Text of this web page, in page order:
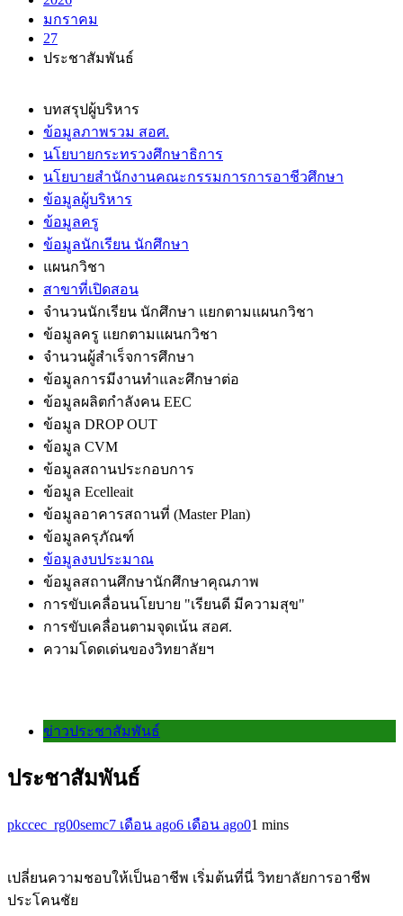
มกราคม
27
ประชาสัมพันธ์
บทสรุปผู้บริหาร
ข้อมูลภาพรวม สอศ.
นโยบายกระทรวงศึกษาธิการ
นโยบายสำนักงานคณะกรรมการการอาชีวศึกษา
ข้อมูลผู้บริหาร
ข้อมูลครู
ข้อมูลนักเรียน นักศึกษา
แผนกวิชา
สาขาที่เปิดสอน
จำนวนนักเรียน นักศึกษา แยกตามแผนกวิชา
ข้อมูลครู แยกตามแผนกวิชา
จำนวนผู้สำเร็จการศึกษา
ข้อมูลการมีงานทำและศึกษาต่อ
ข้อมูลผลิตกำลังคน EEC
ข้อมูล DROP OUT
ข้อมูล CVM
ข้อมูลสถานประกอบการ
ข้อมูล Ecelleait
ข้อมูลอาคารสถานที่ (Master Plan)
ข้อมูลครุภัณฑ์
ข้อมูลงบประมาณ
ข้อมูลสถานศึกษานักศึกษาคุณภาพ
การขับเคลื่อนนโยบาย "เรียนดี มีความสุข"
การขับเคลื่อนตามจุดเน้น สอศ.
ความโดดเด่นของวิทยาลัยฯ
ข่าวประชาสัมพันธ์
ประชาสัมพันธ์
pkccec_rg00semc7 เดือน ago6 เดือน ago01 mins
เปลี่ยนความชอบให้เป็นอาชีพ เริ่มต้นที่นี่ วิทยาลัยการอาชีพ
ประโคนชัย